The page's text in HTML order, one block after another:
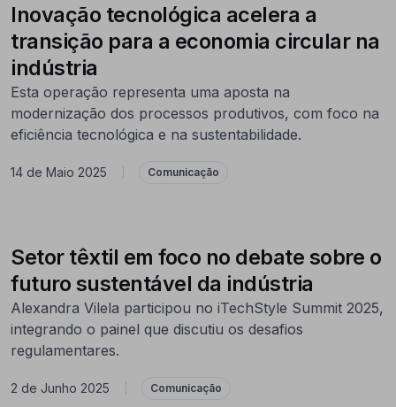
Inovação tecnológica acelera a
transição para a economia circular na
indústria
Esta operação representa uma aposta na
modernização dos processos produtivos, com foco na
eficiência tecnológica e na sustentabilidade.
14 de Maio 2025 Comunicação
Setor têxtil em foco no debate sobre o
futuro sustentável da indústria
Alexandra Vilela participou no iTechStyle Summit 2025,
integrando o painel que discutiu os desafios
regulamentares.
2 de Junho 2025 Comunicação